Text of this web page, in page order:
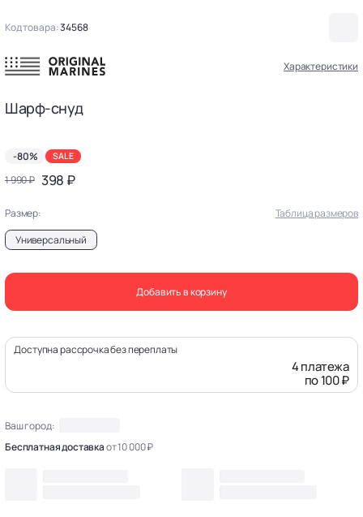
Код товара:34568
Характеристики
Шарф-снуд
-80% SALE
1 990 ₽ 398 ₽
Размер:
Таблица размеров
Универсальный
Добавить в корзину
Доступна рассрочка без переплаты
4 платежа
по 100 ₽
Ваш город:
Бесплатная доставкаот 10 000 ₽